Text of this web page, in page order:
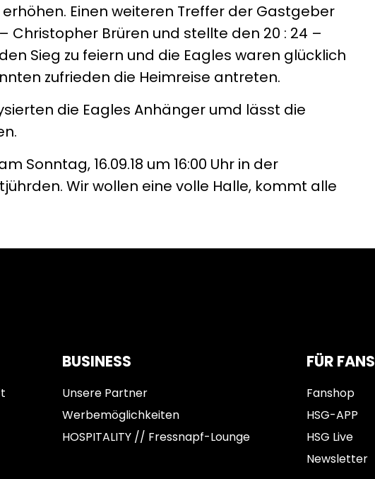
Einen weiteren Treffer der Gastgeber
Brüren und stellte den 20 : 24 –
Sieg zu feiern und die Eagles waren glücklich
zufrieden die Heimreise antreten.
die Eagles Anhänger umd lässt die
Sonntag, 16.09.18 um 16:00 Uhr in der
Wir wollen eine volle Halle, kommt alle
BUSINESS
Unsere Partner
Werbemöglichkeiten
HOSPITALITY // Fressnapf-Lounge
FÜR FANS
Fanshop
HSG-APP
HSG Live
Newsletter